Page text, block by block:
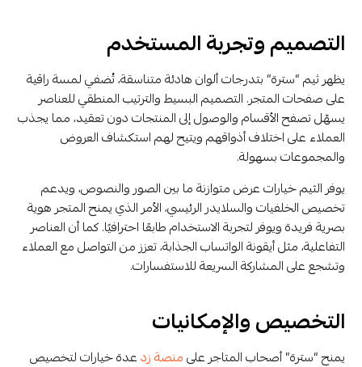
التصميم وتجربة المستخدم
يظهر ثيم “سترة” بتدرجات ألوان هادئة متناسقة، تُضفي لمسة راقية
على صفحات المتجر. التصميم البسيط والترتيب المنطقي للعناصر
يسهّل تصفح الأقسام والوصول إلى المنتجات دون تعقيد، مما يجذب
العملاء على اختلاف أذواقهم ويتيح لهم استكشاف العروض
والمجموعات بسهولة.
يوفر الثيم خيارات عرض متوازنة ما بين الصور والنصوص، ويدعم
تخصيص الخلفيات والسلايدر الرئيسي، الأمر الذي يمنح المتجر هوية
بصرية فريدة ويوفر لتجربة الاستخدام طابعًا احترافيًا. كما أن العناصر
التفاعلية، مثل أيقونة الواتساب الجذابة، تعزز من التواصل مع العملاء
وتشجع على المشاركة السريعة للاستفسارات.
التخصيص والإمكانيات
يمنح “سترة” أصحاب المتاجر علىمنصة زدعدة خيارات لتخصيص